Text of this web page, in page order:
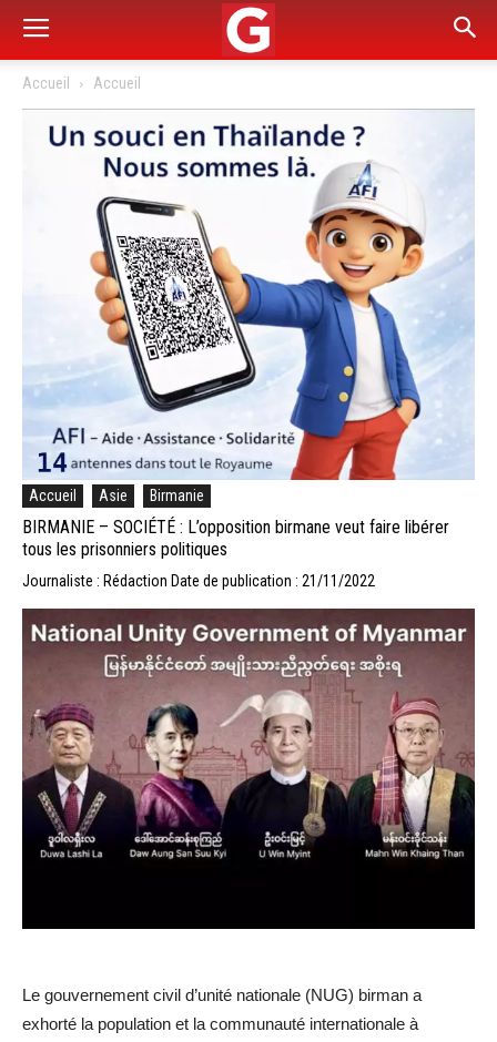
Accueil Accueil
Accueil Asie Birmanie
BIRMANIE – SOCIÉTÉ : L’opposition birmane veut faire libérer
tous les prisonniers politiques
Journaliste : Rédaction Date de publication : 21/11/2022
Le gouvernement civil d’unité nationale (NUG) birman a
exhorté la population et la communauté internationale à